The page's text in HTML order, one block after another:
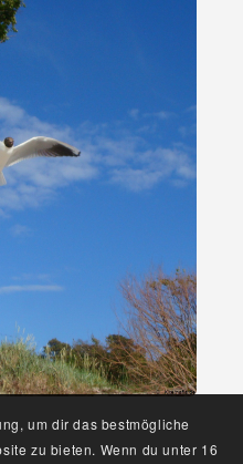
um dir das bestmögliche
zu bieten. Wenn du unter 16